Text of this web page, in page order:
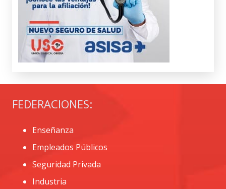
FEDERACIONES:
Enseñanza
Empleados Públicos
Seguridad Privada
Industria